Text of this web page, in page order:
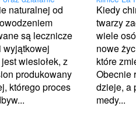
naturalnej od
są lecznicze
wyjątkowej
wiesiołek, z
produkowany
którego proces
Kiedy
twarzy
wiele
nowe
które
Obecnie
dzieje, a
medy...